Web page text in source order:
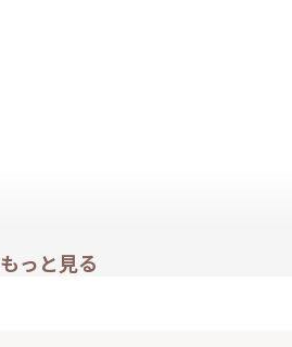
もっと見る